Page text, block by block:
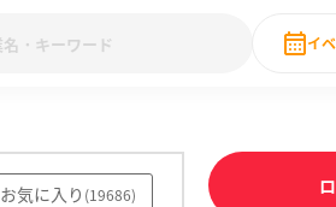
イ
お気に入り (19686)